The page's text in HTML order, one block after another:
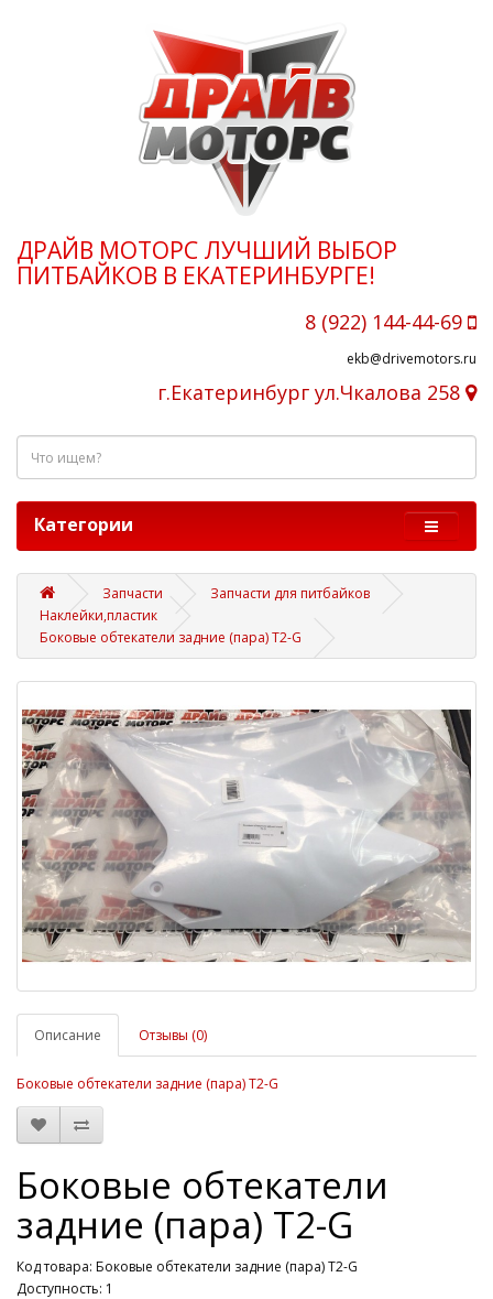
ДРАЙВ МОТОРС ЛУЧШИЙ ВЫБОР
ПИТБАЙКОВ В ЕКАТЕРИНБУРГЕ!
8 (922) 144-44-69
ekb@drivemotors.ru
г.Екатеринбург ул.Чкалова 258
Категории
Запчасти
Запчасти для питбайков
Наклейки,пластик
Боковые обтекатели задние (пара) T2-G
Описание Отзывы (0)
Боковые обтекатели задние (пара) T2-G
Боковые обтекатели
задние (пара) T2-G
Код товара: Боковые обтекатели задние (пара) T2-G
Доступность: 1